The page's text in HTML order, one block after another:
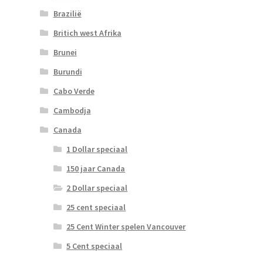
Brazilië
Britich west Afrika
Brunei
Burundi
Cabo Verde
Cambodja
Canada
1 Dollar speciaal
150 jaar Canada
2 Dollar speciaal
25 cent speciaal
25 Cent Winter spelen Vancouver
5 Cent speciaal